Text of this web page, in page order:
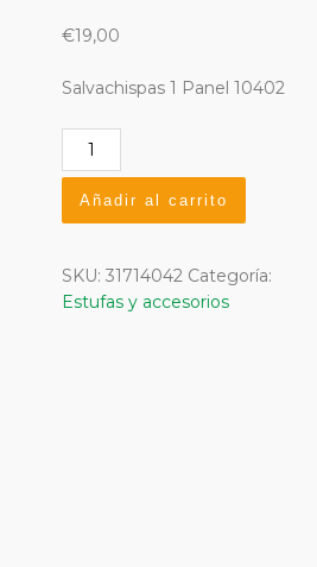
€19,00
Salvachispas 1 Panel 10402
Salvachispas
1
panel
10402
Añadir al carrito
SKU: 31714042 Categoría:
Estufas y accesorios